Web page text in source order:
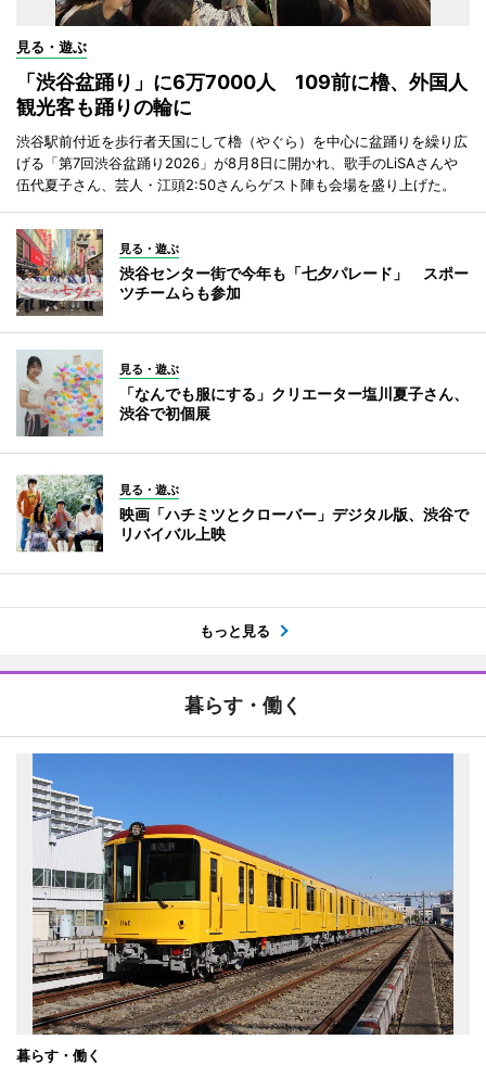
見る・遊ぶ
「渋谷盆踊り」に6万7000人 109前に櫓、外国人
観光客も踊りの輪に
渋谷駅前付近を歩行者天国にして櫓（やぐら）を中心に盆踊りを繰り広
げる「第7回渋谷盆踊り2026」が8月8日に開かれ、歌手のLiSAさんや
伍代夏子さん、芸人・江頭2:50さんらゲスト陣も会場を盛り上げた。
見る・遊ぶ
渋谷センター街で今年も「七夕パレード」 スポー
ツチームらも参加
見る・遊ぶ
「なんでも服にする」クリエーター塩川夏子さん、
渋谷で初個展
見る・遊ぶ
映画「ハチミツとクローバー」デジタル版、渋谷で
リバイバル上映
もっと見る
暮らす・働く
暮らす・働く